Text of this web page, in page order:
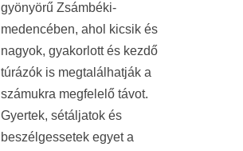
gyönyörű Zsámbéki-
medencében, ahol kicsik és
nagyok, gyakorlott és kezdő
túrázók is megtalálhatják a
számukra megfelelő távot.
Gyertek, sétáljatok és
beszélgessetek egyet a